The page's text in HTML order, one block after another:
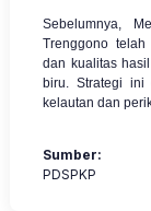
Sebelumnya,
Trenggono
dan kualitas
biru. Strategi ini
kelautan dan
Sumber:
PDSPKP